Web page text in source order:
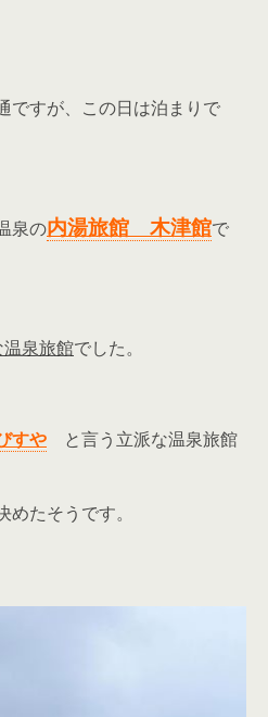
ですが、この日は泊まりで
泉の内湯旅館 木津館で
泉旅館でした。
すや と言う立派な温泉旅館
めたそうです。